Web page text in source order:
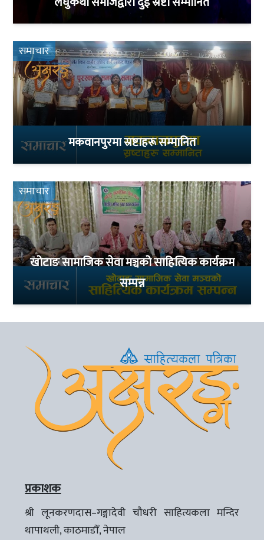
समाचार
मकवानपुरमा स्रष्टाहरू सम्मानित
समाचार
खोटाङ सामाजिक सेवा मञ्चको साहित्यिक कार्यक्रम
सम्पन्न
प्रकाशक
श्री लूनकरणदास–गङ्गादेवी चौधरी साहित्यकला मन्दिर
थापाथली, काठमाडौँ, नेपाल